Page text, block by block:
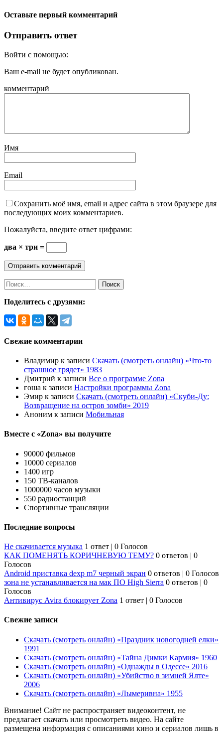
Оставьте первый комментарий
Отправить ответ
Войти с помощью:
Ваш e-mail не будет опубликован.
комментарий
Имя
Email
Сохранить моё имя, email и адрес сайта в этом браузере для
последующих моих комментариев.
Пожалуйста, введите ответ цифрами:
два × три =
Найти:
Поделитесь с друзями:
Свежие комментарии
Владимир к записи Скачать (смотреть онлайн) «Что-то
страшное грядет» 1983
Дмитрий к записи Все о программе Zona
гоша к записи Настройки программы Zona
Эмир к записи Скачать (смотреть онлайн) «Скуби-Ду:
Возвращение на остров зомби» 2019
Аноним к записи Мобильная
Вместе с «Zona» вы получите
90000 фильмов
10000 сериалов
1400 игр
150 ТВ-каналов
1000000 часов музыки
550 радиостанций
Спортивные трансляции
Последние вопросы
Не скачивается музыка 1 ответ | 0 Голосов
КАК ПОМЕНЯТЬ КОРИЧНЕВУЮ ТЕМУ? 0 ответов | 0
Голосов
Android приставка dexp m7 черный экран 0 ответов | 0 Голосов
зона не устанавливается на мак ПО High Sierra 0 ответов | 0
Голосов
Антивирус Avira блокирует Zona 1 ответ | 0 Голосов
Свежие записи
Скачать (смотреть онлайн) «Праздник новогодней елки»
1991
Скачать (смотреть онлайн) «Тайна Димки Кармия» 1960
Скачать (смотреть онлайн) «Однажды в Одессе» 2016
Скачать (смотреть онлайн) «Убийство в зимней Ялте»
2006
Скачать (смотреть онлайн) «Лымеривна» 1955
Внимание! Сайт не распространяет видеоконтент, не
предлагает скачать или просмотреть видео. На сайте
размещена информация с описаниями кино и сериалов лишь в